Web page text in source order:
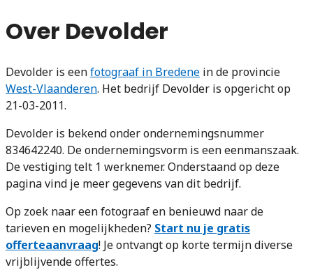
Over Devolder
Devolder is eenfotograaf in Bredene in de provincie
West-Vlaanderen. Het bedrijf Devolder is opgericht op
21-03-2011.
Devolder is bekend onder ondernemingsnummer
834642240. De ondernemingsvorm is een eenmanszaak.
De vestiging telt 1 werknemer. Onderstaand op deze
pagina vind je meer gegevens van dit bedrijf.
Op zoek naar een fotograaf en benieuwd naar de
tarieven en mogelijkheden? Start nu je gratis
offerteaanvraag! Je ontvangt op korte termijn diverse
vrijblijvende offertes.